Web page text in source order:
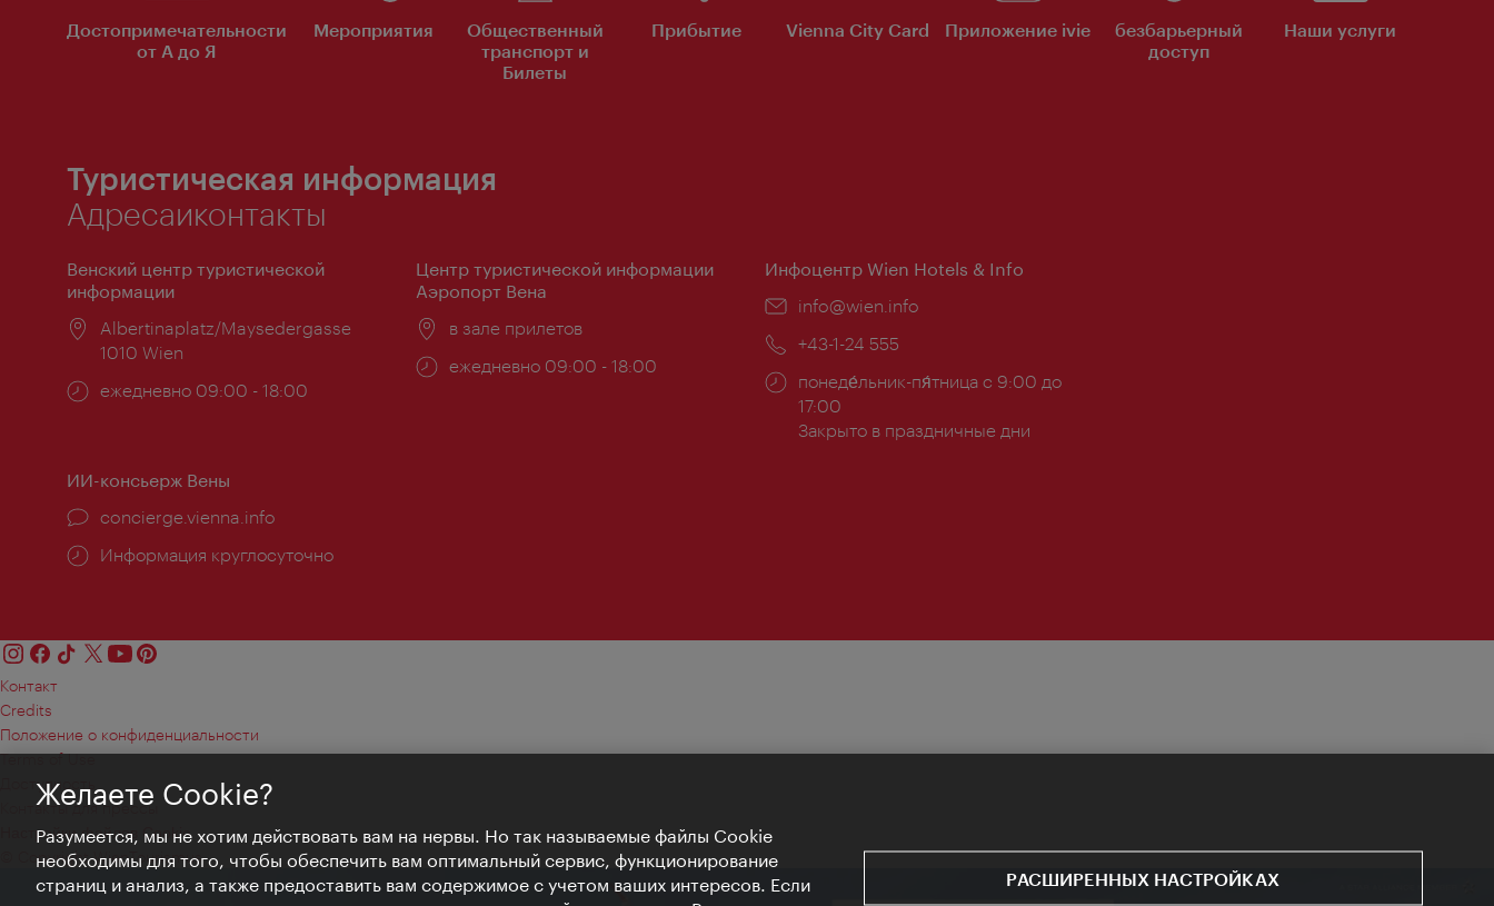
Достопримечательности
от А до Я
Мероприятия
Общественный
транспорт и
Билеты
Прибытие Vienna City Card Приложение ivie
безбарьерный
доступ
Наши услуги
Туристическая информация
Адресаиконтакты
Венский центр туристической
информации
Расположение:
Albertinaplatz/Maysedergasse
1010 Wien
Часы
ежедневно 09:00 - 18:00
Центр туристической информации
Аэропорт Вена
Расположение:
в зале прилетов
Часы
ежедневно 09:00 - 18:00
Инфоцентр Wien Hotels & Info
Эл.
info@wien.info
Телефон:
+43-1-24 555
Часы
работы:
понеде́льник-пя́тница с 9:00 до
17:00
Закрыто в праздничные дни
ИИ-консьерж Вены
concierge.vienna.info
Информация круглосуточно
Контакт
Credits
Положение о конфиденциальности
Terms of Use
Доступность
Контакты для прессы
Настройки файлов Cookie
© Copyright WienTourismus
Желаете Cookie?
Разумеется, мы не хотим действовать вам на нервы. Но так называемые файлы Cookie
необходимы для того, чтобы обеспечить вам оптимальный сервис, функционирование
страниц и анализ, а также предоставить вам содержимое с учетом ваших интересов. Если
РАСШИРЕННЫХ НАСТРОЙКАХ